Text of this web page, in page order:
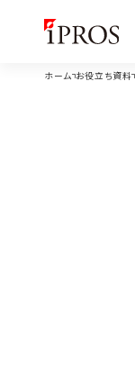
ホーム お役立ち資料